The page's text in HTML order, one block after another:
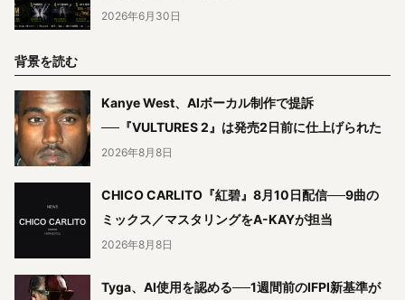
2026年6月30日
背景を読む
Kanye West、AIボーカル制作で提訴
──『VULTURES 2』は発売2日前に仕上げられた
2026年8月8日
CHICO CARLITO『紅碧』8月10日配信──9曲の
ミックス／マスタリングをA-KAYが担当
2026年8月8日
Tyga、AI使用を認める──1週間前のIFPI新基準が